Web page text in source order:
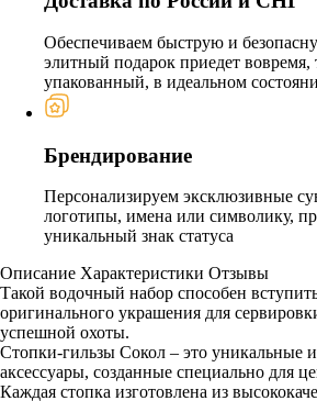
Обеспечиваем быструю и
элитный подарок приедет вовремя,
упакованный, в идеальном
Брендирование
Персонализируем эксклюзивные
логотипы, имена или символику,
уникальный знак статуса
Описание Характеристики Отзывы
Такой водочный набор способен
оригинального украшения для
успешной охоты.
Стопки-гильзы Сокол – это уникальные
аксессуары, созданные специально для
Каждая стопка изготовлена из